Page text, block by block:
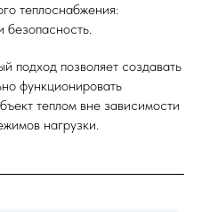
теплоснабжения:
безопасность.
подход позволяет создавать
функционировать
теплом вне зависимости
нагрузки.